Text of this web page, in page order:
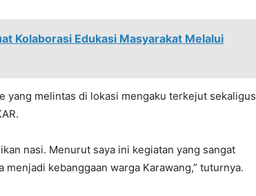
Kolaborasi Edukasi Masyarakat Melalui
yang melintas di lokasi mengaku terkejut sekaligus
nasi. Menurut saya ini kegiatan yang sangat
kebanggaan warga Karawang,” tuturnya.